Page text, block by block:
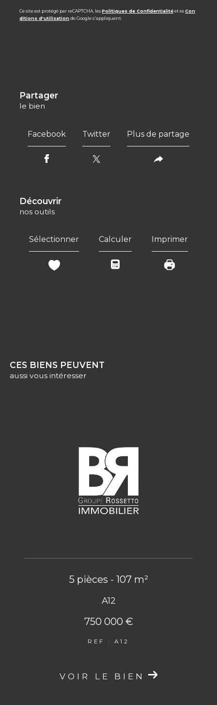
Ce site est protégé par reCAPTCHA, lesPolitiques de Confidentialitéet esCon
ditions d'utilisation de Google s'appliquent.
partager
le bien
Facebook Twitter Plus de partage
découvrir
nos outils
Sélectionner Calculer Imprimer
CES BIENS PEUVENT
aussi vous intéresser
5 pièces - 107 m²
A12
750 000 €
REF : A12
VOIR LE BIEN